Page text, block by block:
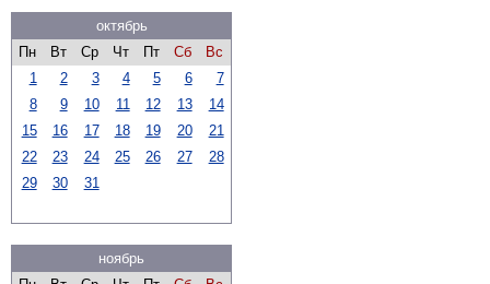
октябрь
Пн
Вт Ср Чт Пт Сб
Вс
1
2 3 4 5 6
7
8
9 10 11 12 13
14
15
16 17 18 19 20
21
22
23 24 25 26 27
28
29
30 31
ноябрь